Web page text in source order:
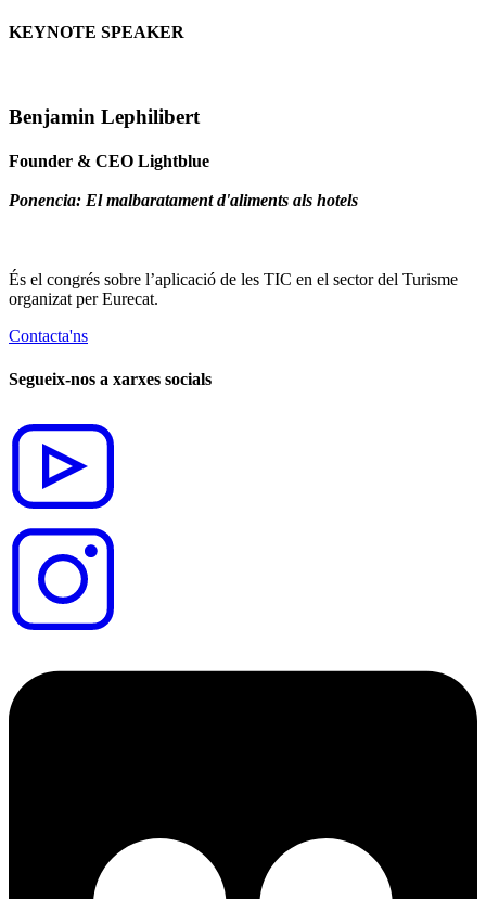
KEYNOTE SPEAKER
Benjamin Lephilibert
Founder & CEO Lightblue
Ponencia: El malbaratament d'aliments als hotels
És el congrés sobre l’aplicació de les TIC en el sector del Turisme
organizat per Eurecat.
Contacta'ns
Segueix-nos a xarxes socials